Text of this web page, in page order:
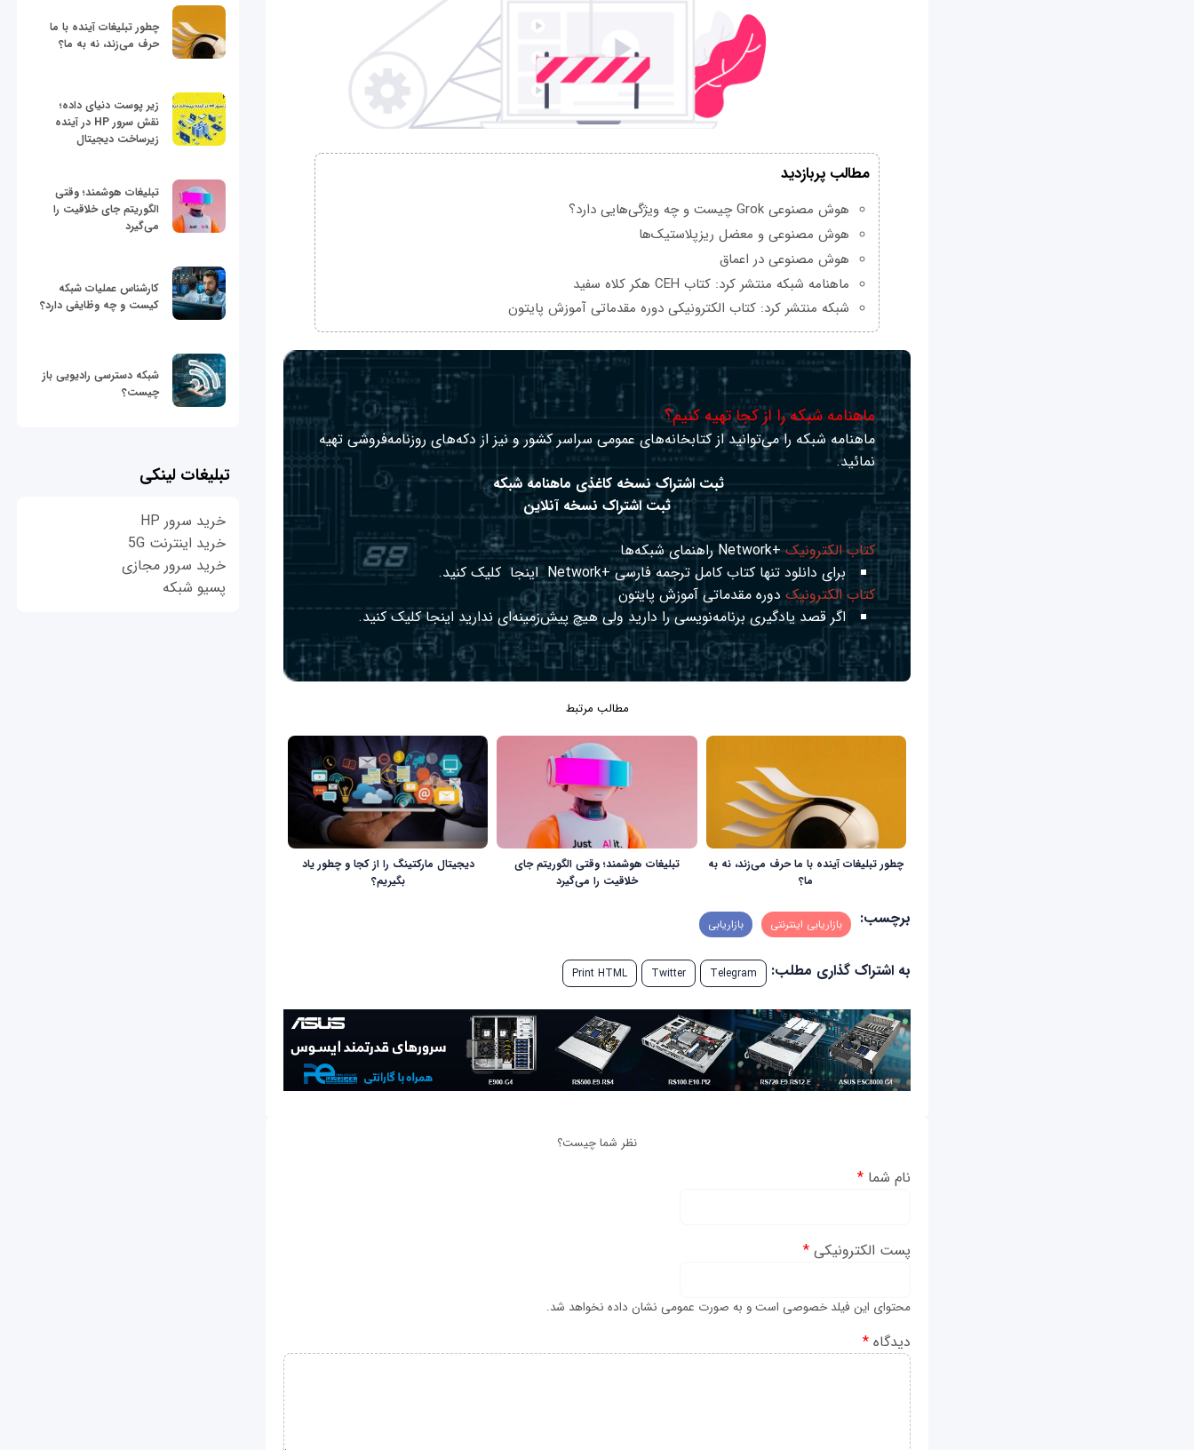
مطالب پربازدید
هوش مصنوعی Grok چیست و چه ویژگی‌هایی دارد؟
هوش مصنوعی و معضل ریزپلاستیک‌ها
هوش مصنوعی در اعماق
ماهنامه شبکه منتشر کرد: کتاب CEH هکر کلاه سفید
شبکه منتشر کرد: کتاب الکترونیکی دوره مقدماتی آموزش پایتون
ماهنامه شبکه را از کجا تهیه کنیم؟
ماهنامه شبکه را می‌توانید از کتابخانه‌های عمومی سراسر کشور و نیز از دکه‌های روزنامه‌فروشی تهیه
نمائید.
ثبت اشتراک نسخه کاغذی ماهنامه شبکه
ثبت اشتراک نسخه آنلاین
کتاب الکترونیک+Network راهنمای شبکه‌ها
برای دانلود تنها کتاب کامل ترجمه فارسی +Network
اینجا کلیک کنید.
کتاب الکترونیک دوره مقدماتی آموزش پایتون
اگر قصد یادگیری برنامه‌نویسی را دارید ولی هیچ پیش‌زمینه‌ای نداریداینجا کلیک کنید.
مطالب مرتبط
چطور تبلیغات آینده با ما حرف می‌زند، نه به
ما؟
تبلیغات هوشمند؛ وقتی الگوریتم جای
خلاقیت را می‌گیرد
دیجیتال مارکتینگ را از کجا و چطور یاد
بگیریم؟
برچسب: بازاریابی اینترنتی بازاریابی
به اشتراک گذاری مطلب: Telegram
Twitter
Print HTML
نظر شما چیست؟
نام شما *
پست الکترونیکی *
محتوای این فیلد خصوصی است و به صورت عمومی نشان داده نخواهد شد.
دیدگاه *
چطور تبلیغات آینده با ما
حرف می‌زند، نه به ما؟
زیر پوست دنیای داده؛
نقش سرور HP در آینده
زیرساخت دیجیتال
تبلیغات هوشمند؛ وقتی
الگوریتم جای خلاقیت را
می‌گیرد
کارشناس عملیات شبکه
کیست و چه وظایفی دارد؟
شبکه دسترسی رادیویی باز
چیست؟
تبلیغات لینکی
خرید سرور HP
خرید اینترنت 5G
خرید سرور مجازی
پسیو شبکه